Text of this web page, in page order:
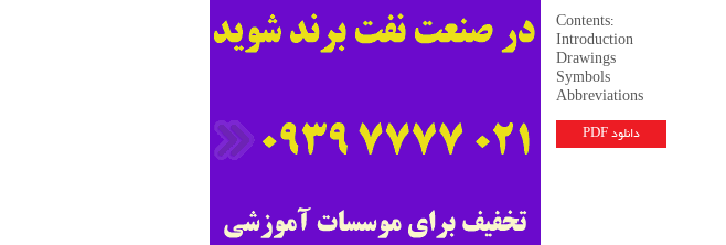
Contents:
Introduction
Drawings
Symbols
Abbreviations
دانلود PDF